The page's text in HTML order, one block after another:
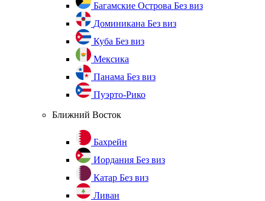
Багамские Острова Без виз
Доминикана Без виз
Куба Без виз
Мексика
Панама Без виз
Пуэрто-Рико
Ближний Восток
Бахрейн
Иордания Без виз
Катар Без виз
Ливан